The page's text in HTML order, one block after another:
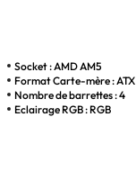
Socket : AMD AM5
Format Carte-mère : ATX
Nombre de barrettes : 4
Eclairage RGB : RGB